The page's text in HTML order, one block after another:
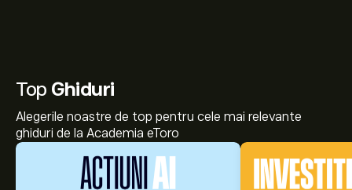
Top Ghiduri
Alegerile noastre de top pentru cele mai relevante
ghiduri de la Academia eToro